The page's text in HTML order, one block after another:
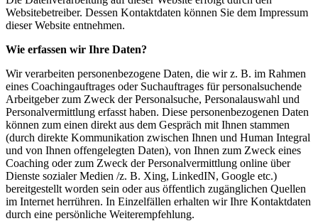
Websitebetreiber. Dessen Kontaktdaten können Sie dem Impressum
dieser Website entnehmen.
Wie erfassen wir Ihre Daten?
Wir verarbeiten personenbezogene Daten, die wir z. B. im Rahmen
eines Coachingauftrages oder Suchauftrages für personalsuchende
Arbeitgeber zum Zweck der Personalsuche, Personalauswahl und
Personalvermittlung erfasst haben. Diese personenbezogenen Daten
können zum einen direkt aus dem Gespräch mit Ihnen stammen
(durch direkte Kommunikation zwischen Ihnen und Human Integral
und von Ihnen offengelegten Daten), von Ihnen zum Zweck eines
Coaching oder zum Zweck der Personalvermittlung online über
Dienste sozialer Medien /z. B. Xing, LinkedIN, Google etc.)
bereitgestellt worden sein oder aus öffentlich zugänglichen Quellen
im Internet herrühren. In Einzelfällen erhalten wir Ihre Kontaktdaten
durch eine persönliche Weiterempfehlung.